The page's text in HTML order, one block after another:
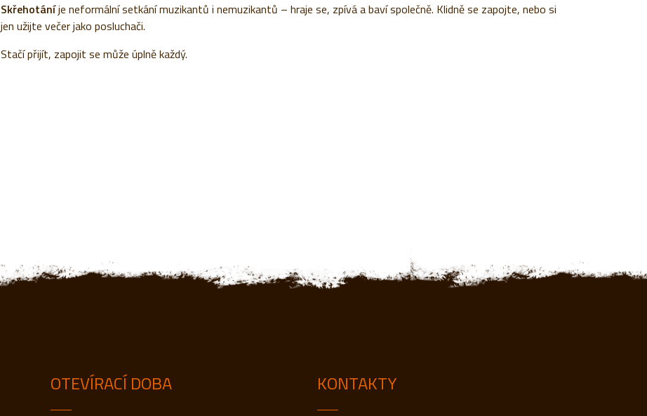
Skřehotáníje neformální setkání muzikantů i nemuzikantů – hraje se, zpívá a baví společně. Klidně se zapojte, nebo si
jen užijte večer jako posluchači.
Stačí přijít, zapojit se může úplně každý.
OTEVÍRACÍ DOBA KONTAKTY